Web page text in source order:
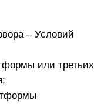
– Условий
или третьих